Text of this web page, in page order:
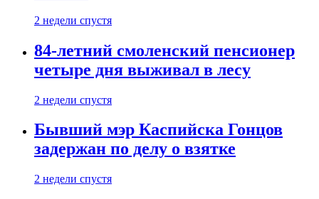
2 недели спустя
84-летний смоленский пенсионер
четыре дня выживал в лесу
2 недели спустя
Бывший мэр Каспийска Гонцов
задержан по делу о взятке
2 недели спустя